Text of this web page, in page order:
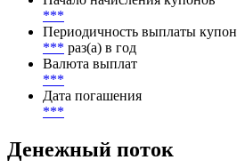
Business Day Convention
Following Business Day
Начало начисления купонов
***
Периодичность выплаты купона
***
Дата погашения